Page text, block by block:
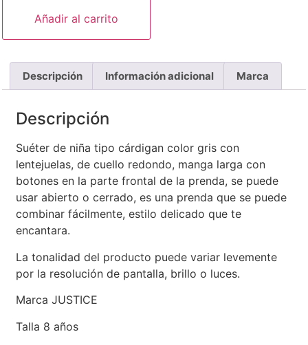
Añadir al carrito
Descripción Información adicional Marca
Descripción
Suéter de niña tipo cárdigan color gris con
lentejuelas, de cuello redondo, manga larga con
botones en la parte frontal de la prenda, se puede
usar abierto o cerrado, es una prenda que se puede
combinar fácilmente, estilo delicado que te
encantara.
La tonalidad del producto puede variar levemente
por la resolución de pantalla, brillo o luces.
Marca JUSTICE
Talla 8 años